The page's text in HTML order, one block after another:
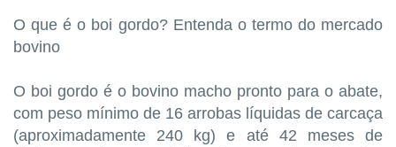
O que é o boi gordo? Entenda o termo do mercado
bovino
O boi gordo é o bovino macho pronto para o abate,
com peso mínimo de 16 arrobas líquidas de carcaça
(aproximadamente 240 kg) e até 42 meses de